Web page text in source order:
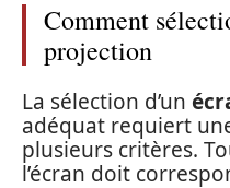
Comment
projection
La sélection d’un
adéquat requiert
plusieurs critères.
l’écran doit